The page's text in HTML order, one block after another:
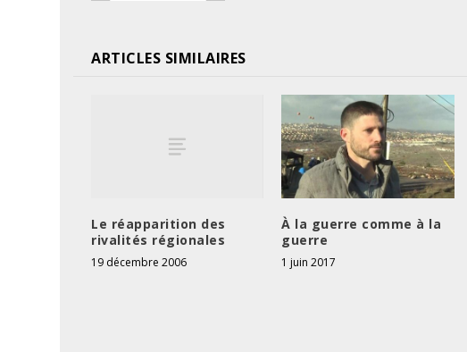
ARTICLES SIMILAIRES
Le réapparition des
rivalités régionales
19 décembre 2006
À la guerre comme à la
guerre
1 juin 2017